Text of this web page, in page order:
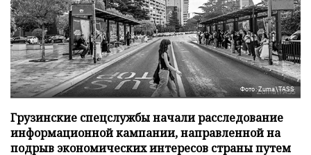
Фото: Zuma\TASS
Грузинские спецслужбы начали расследование
информационной кампании, направленной на
подрыв экономических интересов страны путем